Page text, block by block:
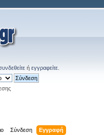
ή εγγραφείτε
Σύνδεση Εγγραφή